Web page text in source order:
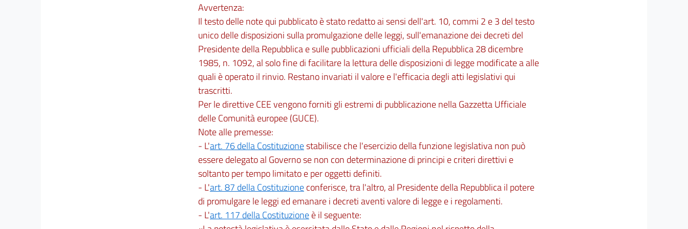
Avvertenza:
Il testo delle note qui pubblicato è stato redatto ai sensi dell'art. 10, commi 2 e 3 del testo
unico delle disposizioni sulla promulgazione delle leggi, sull'emanazione dei decreti del
Presidente della Repubblica e sulle pubblicazioni ufficiali della Repubblica 28 dicembre
1985, n. 1092, al solo fine di facilitare la lettura delle disposizioni di legge modificate a alle
quali è operato il rinvio. Restano invariati il valore e l'efficacia degli atti legislativi qui
trascritti.
Per le direttive CEE vengono forniti gli estremi di pubblicazione nella Gazzetta Ufficiale
delle Comunità europee (GUCE).
Note alle premesse:
- L'art. 76 della Costituzionestabilisce che l'esercizio della funzione legislativa non può
essere delegato al Governo se non con determinazione di principi e criteri direttivi e
soltanto per tempo limitato e per oggetti definiti.
- L'art. 87 della Costituzioneconferisce, tra l'altro, al Presidente della Repubblica il potere
di promulgare le leggi ed emanare i decreti aventi valore di legge e i regolamenti.
- L'art. 117 della Costituzioneè il seguente: